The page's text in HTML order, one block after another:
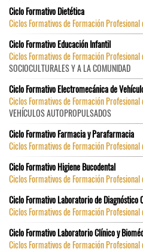
Ciclo Formativo Dietética
Ciclos Formativos de Formación
Ciclo Formativo Educación Infantil
Ciclos Formativos de Formación
SOCIOCULTURALES Y A LA COMUNIDAD
Ciclo Formativo Electromecánica de
Ciclos Formativos de Formación Profesional
VEHÍCULOS AUTOPROPULSADOS
Ciclo Formativo Farmacia y Parafarmacia
Ciclos Formativos de Formación Profesional
Ciclo Formativo Higiene Bucodental
Ciclos Formativos de Formación
Ciclo Formativo Laboratorio de Diagnóstico
Ciclos Formativos de Formación
Ciclo Formativo Laboratorio Clínico y
Ciclos Formativos de Formación